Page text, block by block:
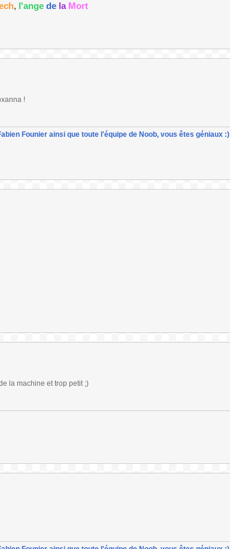
, l'ange de la Mort
!
Founier ainsi que toute l'équipe de Noob, vous êtes géniaux :)
la machine et trop petit ;)